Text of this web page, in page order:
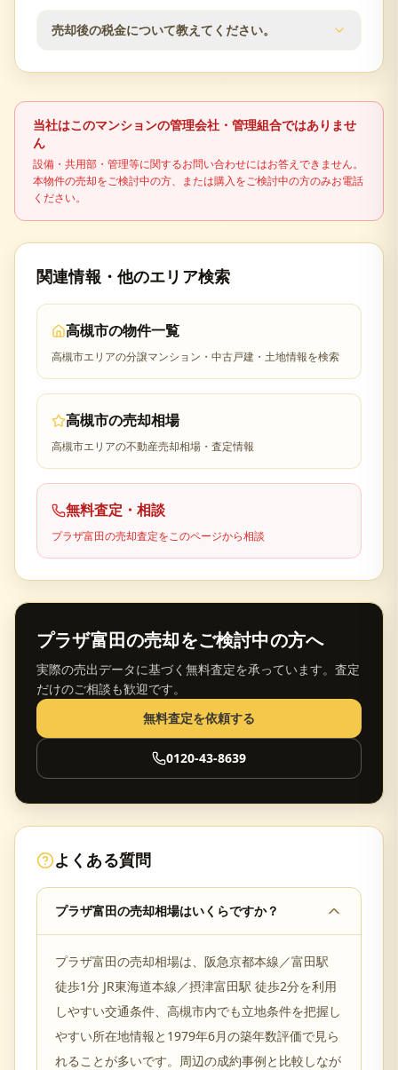
性なども含め、査定時に概算の手取り額を確認でき
ます。
はい、居住しながらの売却活動が可能です。見学希
望者との日程調整など、ご都合に合わせて柔軟に対
売却後の税金について教えてください。
不動産売却時には譲渡所得税が発生する場合があり
士などの専門家に確認してください。
当社はこのマンションの管理会社・管理組合ではありませ
ん
設備・共用部・管理等に関するお問い合わせにはお答えできません。
本物件の売却をご検討中の方、または購入をご検討中の方のみお電話
ください。
関連情報・他のエリア検索
高槻市の物件一覧
高槻市エリアの分譲マンション・中古戸建・土地情報を検索
高槻市の売却相場
高槻市エリアの不動産売却相場・査定情報
無料査定・相談
プラザ富田の売却査定をこのページから相談
プラザ富田の売却をご検討中の方へ
実際の売出データに基づく無料査定を承っています。査定
だけのご相談も歓迎です。
無料査定を依頼する
0120-43-8639
よくある質問
プラザ富田の売却相場はいくらですか？
プラザ富田の売却相場は、阪急京都本線／富田駅
徒歩1分 JR東海道本線／摂津富田駅 徒歩2分を利用
しやすい交通条件、高槻市内でも立地条件を把握し
やすい所在地情報と1979年6月の築年数評価で見ら
れることが多いです。周辺の成約事例と比較しなが